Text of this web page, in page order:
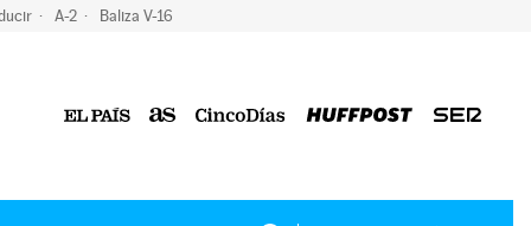
A-2 Baliza V-16